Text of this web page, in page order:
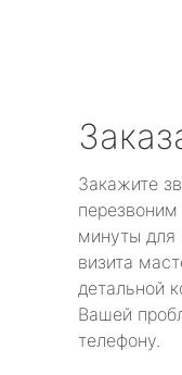
Закажите
минуты для
визита
детальной
Вашей
телефону.